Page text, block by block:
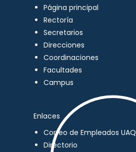
Página principal
Rectoría
Secretarios
Direcciones
Coordinaciones
Facultades
Campus
Enlaces
Correo de Empleados UAQ
Directorio